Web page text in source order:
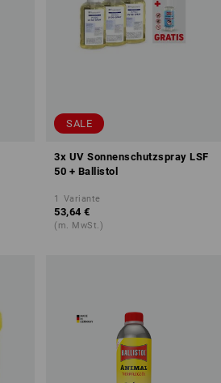
SALE
3x UV Sonnenschutzspray LSF
50 + Ballistol
1 Variante
53,64 €
(m. MwSt.)